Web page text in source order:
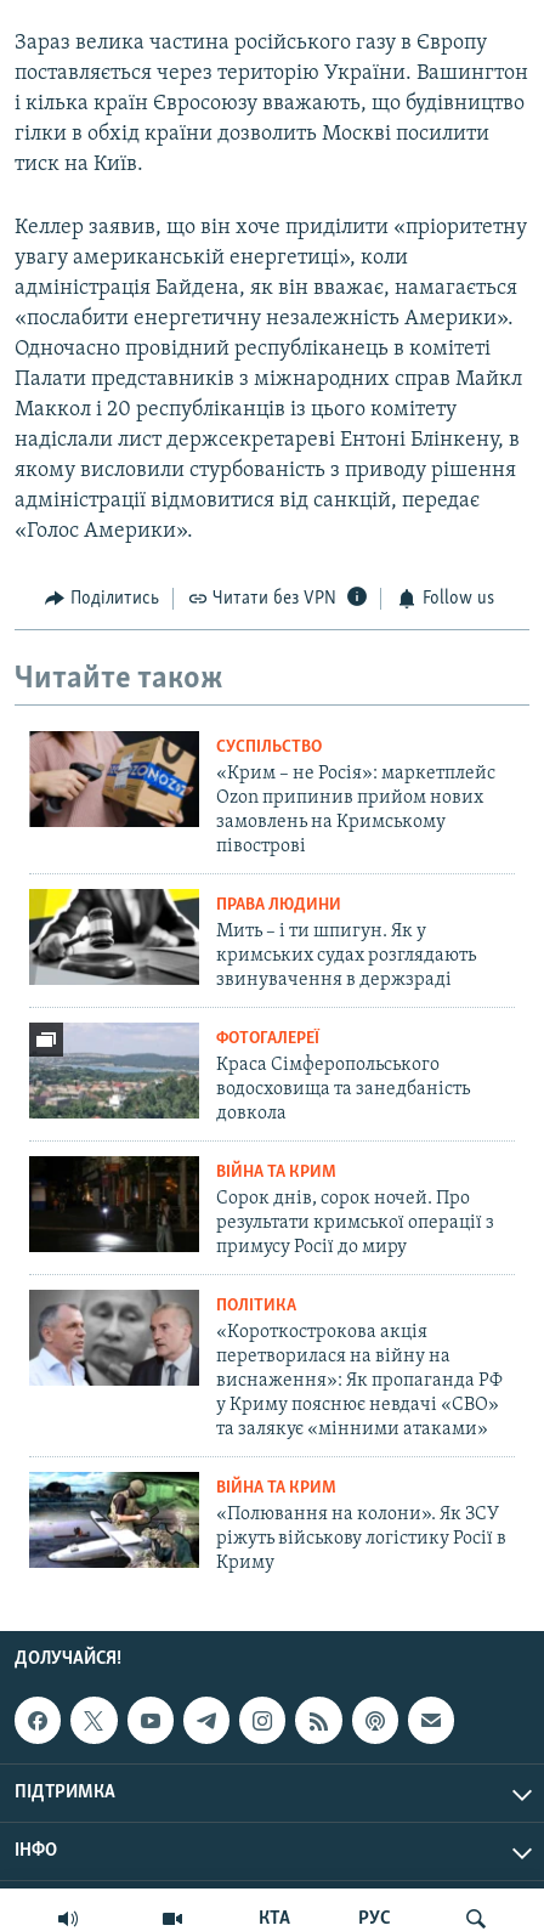
КТА РУС
Зараз велика частина російського газу в Європу
поставляється через територію України. Вашингтон
і кілька країн Євросоюзу вважають, що будівництво
гілки в обхід країни дозволить Москві посилити
тиск на Київ.
Келлер заявив, що він хоче приділити «пріоритетну
увагу американській енергетиці», коли
адміністрація Байдена, як він вважає, намагається
«послабити енергетичну незалежність Америки».
Одночасно провідний республіканець в комітеті
Палати представників з міжнародних справ Майкл
Маккол і 20 республіканців із цього комітету
надіслали лист держсекретареві Ентоні Блінкену, в
якому висловили стурбованість з приводу рішення
адміністрації відмовитися від санкцій, передає
«Голос Америки».
Поділитись Читати без VPN Follow us
Читайте також
СУСПІЛЬСТВО
«Крим – не Росія»: маркетплейс
Ozon припинив прийом нових
замовлень на Кримському
півострові
ПРАВА ЛЮДИНИ
Мить – і ти шпигун. Як у
кримських судах розглядають
звинувачення в держзраді
ФОТОГАЛЕРЕЇ
Краса Сімферопольського
водосховища та занедбаність
довкола
ВІЙНА ТА КРИМ
Сорок днів, сорок ночей. Про
результати кримської операції з
примусу Росії до миру
ПОЛІТИКА
«Короткострокова акція
перетворилася на війну на
виснаження»: Як пропаганда РФ
у Криму пояснює невдачі «СВО»
та залякує «мінними атаками»
ВІЙНА ТА КРИМ
«Полювання на колони». Як ЗСУ
ріжуть військову логістику Росії в
Криму
ДОЛУЧАЙСЯ!
ПІДТРИМКА
ІНФО
© Крим.Реалії, 2026 | Усі права застережено.